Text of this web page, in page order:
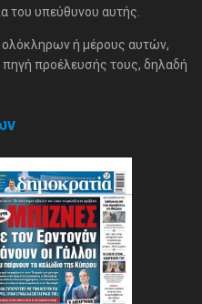
του υπεύθυνου αυτής.
ολόκληρων ή μέρους αυτών,
προέλευσής τους, δηλαδή